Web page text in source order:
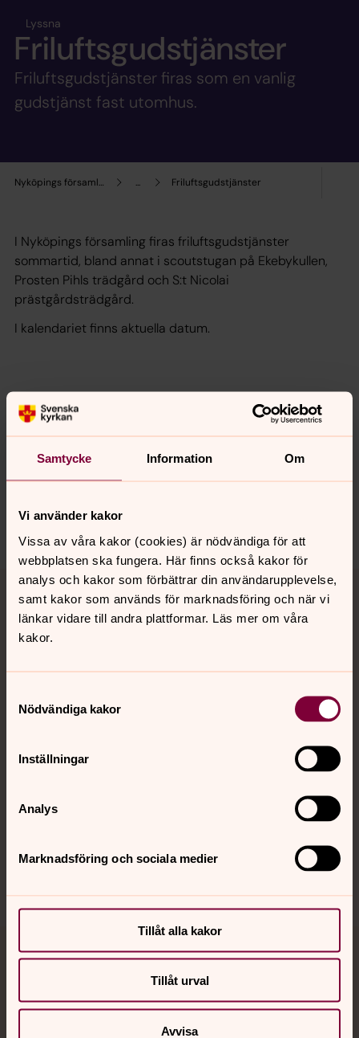
Samtycke Information Om
Vi använder kakor
Vissa av våra kakor (cookies) är nödvändiga för att
webbplatsen ska fungera. Här finns också kakor för
analys och kakor som förbättrar din användarupplevelse,
samt kakor som används för marknadsföring och när vi
länkar vidare till andra plattformar. Läs mer om våra
kakor.
Nödvändiga kakor
Inställningar
Analys
Marknadsföring och sociala medier
Tillåt alla kakor
Tillåt urval
Avvisa
Nyköpings församling ... Friluftsgudstjänster
Lyssna
Friluftsgudstjänster
Friluftsgudstjänster firas som en vanlig
gudstjänst fast utomhus.
I Nyköpings församling firas friluftsgudstjänster
sommartid, bland annat i scoutstugan på Ekebykullen,
Prosten Pihls trädgård och S:t Nicolai
prästgårdsträdgård.
I kalendariet finns aktuella datum.
Senast ändrad 25 augusti 2025
Synpunkter eller frågor på sidans
innehåll?
nykopings.forsamling@svenskakyrkan.se
Tillbaka till toppen
Tillbaka till innehållet
Kalender
Jourhavande präst
Akut samtals- och krisstöd. Prata eller chatta anonymt